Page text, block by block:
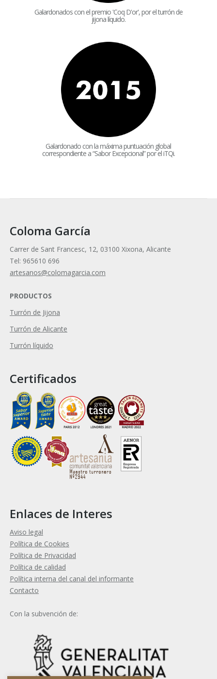
Galardonados con el premio 'Coq D'or', por el turrón de
jijona líquido.
Galardonado con la máxima puntuación global
correspondiente a “Sabor Excepcional” por el iTQi.
Coloma García
Carrer de Sant Francesc, 12, 03100 Xixona, Alicante
Tel: 965610 696
artesanos@colomagarcia.com
PRODUCTOS
Turrón de Jijona
Turrón de Alicante
Turrón líquido
Certificados
Enlaces de Interes
Aviso legal
Política de Cookies
Política de Privacidad
Política de calidad
Política interna del canal del informante
Contacto
Con la subvención de: